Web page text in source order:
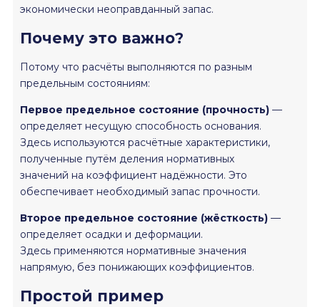
экономически неоправданный запас.
Почему это важно?
Потому что расчёты выполняются по разным
предельным состояниям:
Первое предельное состояние (прочность) —
определяет несущую способность основания.
Здесь используются расчётные характеристики,
полученные путём деления нормативных
значений на коэффициент надёжности. Это
обеспечивает необходимый запас прочности.
Второе предельное состояние (жёсткость) —
определяет осадки и деформации.
Здесь применяются нормативные значения
напрямую, без понижающих коэффициентов.
Простой пример